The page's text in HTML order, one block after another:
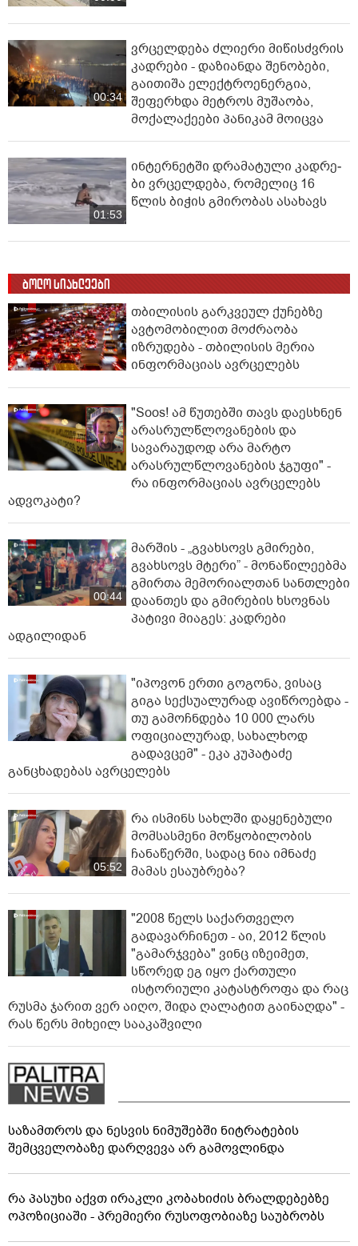
00:34
ვრცელდება ძლიერი მიწისძვრის
კადრები - დაზიანდა შენობები,
გაითიშა ელექტროენერგია,
შეფერხდა მეტროს მუშაობა,
მოქალაქეები პანიკამ მოიცვა
01:53
ინ­ტერ­ნეტ­ში დრა­მა­ტუ­ლი კად­რე­
ბი ვრცელდება, რომელიც 16
წლის ბიჭის გმირობას ასახავს
ბოლო სიახლეები
თბილისის გარკვეულ ქუჩებზე
ავტომობილით მოძრაობა
იზრუდება - თბილისის მერია
ინფორმაციას ავრცელებს
"Soos! ამ წუთებში თავს დაესხნენ
არასრულწლოვანების და
სავარაუდოდ არა მარტო
არასრულწლოვანების ჯგუფი" -
რა ინფორმაციას ავრცელებს
ადვოკატი?
00:44
მარშის - „გვახსოვს გმირები,
გვახსოვს მტერი” - მონაწილეებმა
გმირთა მემორიალთან სანთლები
დაანთეს და გმირების ხსოვნას
პატივი მიაგეს: კადრები
ადგილიდან
"იპოვონ ერთი გოგონა, ვისაც
გიგა სექსუალურად ავიწროებდა -
თუ გამოჩნდება 10 000 ლარს
ოფიციალურად, სახალხოდ
გადავცემ" - ეკა კუპატაძე
განცხადებას ავრცელებს
05:52
რა ისმინს სახლში დაყენებული
მომსასმენი მოწყობილობის
ჩანაწერში, სადაც ნია იმნაძე
მამას ესაუბრება?
"2008 წელს საქართველო
გადავარჩინეთ - აი, 2012 წლის
"გამარჯვება" ვინც იზეიმეთ,
სწორედ ეგ იყო ქართული
ისტორიული კატასტროფა და რაც
რუსმა ჯარით ვერ აიღო, შიდა ღალატით გაინაღდა" -
რას წერს მიხეილ სააკაშვილი
საზამთროს და ნესვის ნიმუშებში ნიტრატების
შემცველობაზე დარღვევა არ გამოვლინდა
რა პასუხი აქვთ ირაკლი კობახიძის ბრალდებებზე
ოპოზიციაში - პრემიერი რუსოფობიაზე საუბრობს